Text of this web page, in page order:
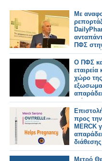
Με
ΠΦΣ
που
διάθεσης
Ο ΠΦΣ
χώρο της
διάθεσης
προς την
MERCK
Μετρό